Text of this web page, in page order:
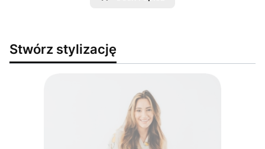
Stwórz stylizację